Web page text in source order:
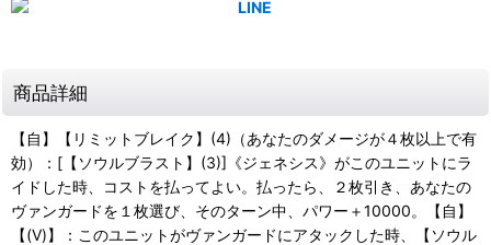
商品詳細
【自】【リミットブレイク】(4)（あなたのダメージが４枚以上で有
効）：[【ソウルブラスト】(3)]《ジェネシス》がこのユニットにラ
イドした時、コストを払ってよい。払ったら、２枚引き、あなたの
ヴァンガードを１枚選び、そのターン中、パワー＋10000。【自】
【(V)】：このユニットがヴァンガードにアタックした時、【ソウル